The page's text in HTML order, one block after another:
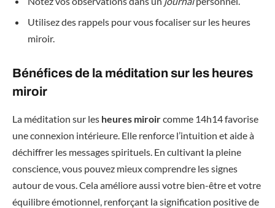
Utilisez des rappels pour vous focaliser sur les heures
miroir.
Bénéfices de la méditation sur les heures
miroir
La méditation sur les heures miroircomme 14h14 favorise
une connexion intérieure. Elle renforce l’intuition et aide à
déchiffrer les messages spirituels. En cultivant la pleine
conscience, vous pouvez mieux comprendre les signes
autour de vous. Cela améliore aussi votre bien-être et votre
équilibre émotionnel, renforçant la signification positive de